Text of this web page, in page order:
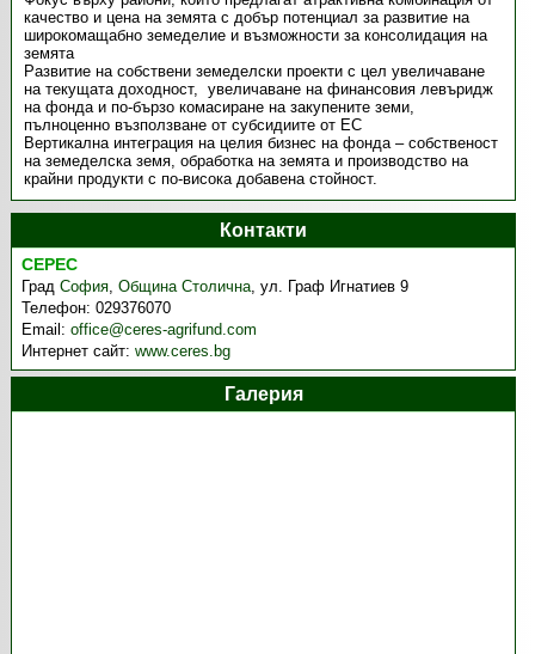
качество и цена на земята с добър потенциал за развитие на
широкомащабно земеделие и възможности за консолидация на
земята
Развитие на собствени земеделски проекти с цел увеличаване
на текущата доходност, увеличаване на финансовия левъридж
на фонда и по-бързо комасиране на закупените земи,
пълноценно възползване от субсидиите от ЕС
Вертикална интеграция на целия бизнес на фонда – собственост
на земеделска земя, обработка на земята и производство на
крайни продукти с по-висока добавена стойност.
Контакти
СЕРЕС
ГрадСофия,Община Столична,ул. Граф Игнатиев 9
Телефон:029376070
Email:office@ceres-agrifund.com
Интернет сайт:www.ceres.bg
Галерия